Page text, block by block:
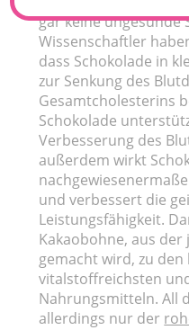
gar keine ungesunde
Wissenschaftler
dass Schokolade in
zur Senkung des
Gesamtcholesterins
Schokolade
Verbesserung des
außerdem wirkt
und verbessert die
Leistungsfähigkeit.
Kakaobohne, aus der
gemacht wird, zu
vitalstoffreichsten
Nahrungsmitteln. All
allerdings nur der